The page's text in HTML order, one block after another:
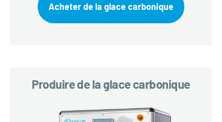
Acheter de la glace carbonique
Produire de la glace carbonique